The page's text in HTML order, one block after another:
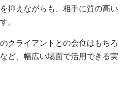
抑えながらも、相手に質の高い
。
クライアントとの会食はもちろ
ど、幅広い場面で活用できる実